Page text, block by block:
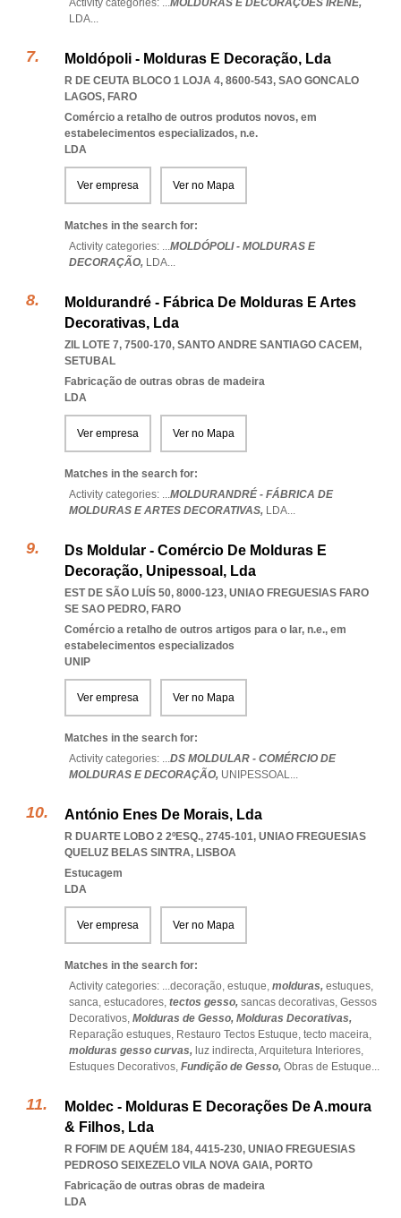
Activity categories: ...MOLDURAS E DECORAÇÕES IRENE,
LDA...
Moldópoli - Molduras E Decoração, Lda
R DE CEUTA BLOCO 1 LOJA 4, 8600-543, SAO GONCALO
LAGOS, FARO
Comércio a retalho de outros produtos novos, em
estabelecimentos especializados, n.e.
LDA
Ver empresa Ver no Mapa
Matches in the search for:
Activity categories: ...MOLDÓPOLI - MOLDURAS E
DECORAÇÃO, LDA...
Moldurandré - Fábrica De Molduras E Artes
Decorativas, Lda
ZIL LOTE 7, 7500-170, SANTO ANDRE SANTIAGO CACEM,
SETUBAL
Fabricação de outras obras de madeira
LDA
Ver empresa Ver no Mapa
Matches in the search for:
Activity categories: ...MOLDURANDRÉ - FÁBRICA DE
MOLDURAS E ARTES DECORATIVAS, LDA...
Ds Moldular - Comércio De Molduras E
Decoração, Unipessoal, Lda
EST DE SÃO LUÍS 50, 8000-123, UNIAO FREGUESIAS FARO
SE SAO PEDRO, FARO
Comércio a retalho de outros artigos para o lar, n.e., em
estabelecimentos especializados
UNIP
Ver empresa Ver no Mapa
Matches in the search for:
Activity categories: ...DS MOLDULAR - COMÉRCIO DE
MOLDURAS E DECORAÇÃO, UNIPESSOAL...
António Enes De Morais, Lda
R DUARTE LOBO 2 2ºESQ., 2745-101, UNIAO FREGUESIAS
QUELUZ BELAS SINTRA, LISBOA
Estucagem
LDA
Ver empresa Ver no Mapa
Matches in the search for:
Activity categories: ...decoração, estuque, molduras, estuques,
sanca, estucadores, tectos gesso, sancas decorativas, Gessos
Decorativos, Molduras de Gesso, Molduras Decorativas,
Reparação estuques, Restauro Tectos Estuque, tecto maceira,
molduras gesso curvas, luz indirecta,Arquitetura Interiores,
Estuques Decorativos, Fundição de Gesso, Obras de Estuque...
Moldec - Molduras E Decorações De A.moura
& Filhos, Lda
R FOFIM DE AQUÉM 184, 4415-230, UNIAO FREGUESIAS
PEDROSO SEIXEZELO VILA NOVA GAIA, PORTO
Fabricação de outras obras de madeira
LDA